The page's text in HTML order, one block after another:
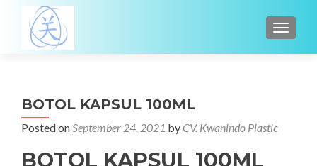
BOTOL KAPSUL 100ML
Posted onSeptember 24, 2021 by CV. Kwanindo Plastic
BOTOL KAPSUL 100ML